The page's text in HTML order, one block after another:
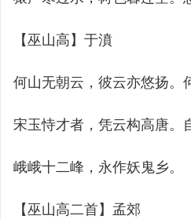
【巫山高】于濆
何山无朝云，彼云亦悠扬。
宋玉恃才者，凭云构高唐。
峨峨十二峰，永作妖鬼乡。
【巫山高二首】孟郊